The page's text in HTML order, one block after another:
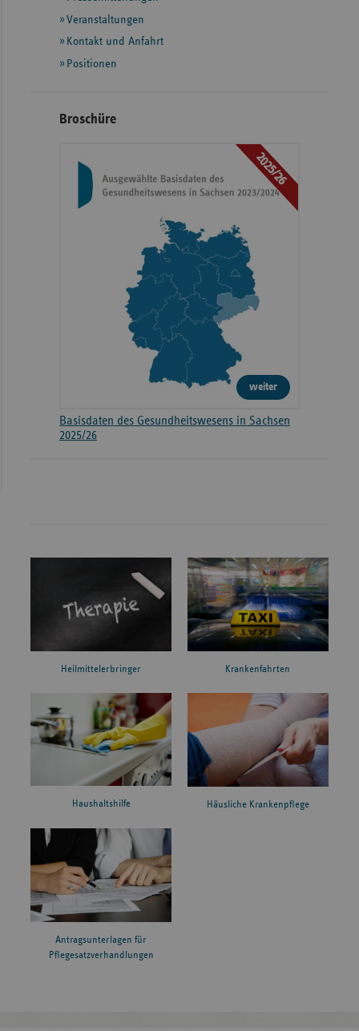
InformationenVeranstaltungen
Kontakt und Anfahrt
Positionen
Broschüre
2025/26
weiter
Basisdaten des Gesundheitswesens in Sachsen
2025/26
Heilmittelerbringer Krankenfahrten
Haushaltshilfe Häusliche Krankenpflege
Antragsunterlagen für
Pflegesatzverhandlungen